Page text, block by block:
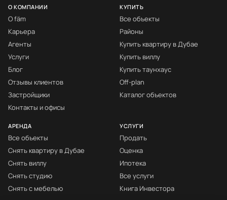
О КОМПАНИИ
О fäm
Карьера
Агенты
Услуги
Блог
Отзывы клиентов
Застройщики
Контакты и офисы
КУПИТЬ
Все объекты
Районы
Купить квартиру в Дубае
Купить виллу
Купить таунхаус
Off-plan
Каталог объектов
АРЕНДА
Все объекты
Снять квартиру в Дубае
Снять виллу
Снять студию
Снять с мебелью
УСЛУГИ
Продать
Оценка
Ипотека
Все услуги
Книга Инвестора